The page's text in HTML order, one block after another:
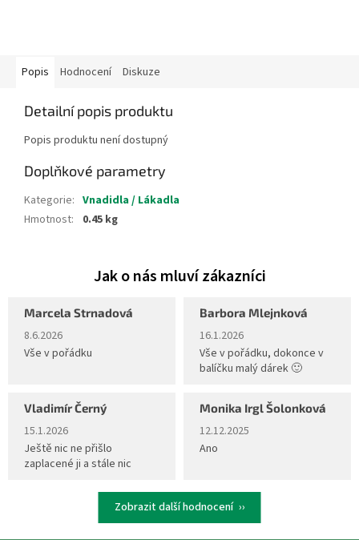
Popis Hodnocení Diskuze
Detailní popis produktu
Popis produktu není dostupný
Doplňkové parametry
Kategorie: Vnadidla / Lákadla
Hmotnost: 0.45 kg
Marcela Strnadová
Hodnocení obchodu je 5 z 5 hvězdiček.
8.6.2026
Vše v pořádku
Barbora Mlejnková
Hodnocení obchodu je 5 z 5
16.1.2026
Vše v pořádku, dokonce v
balíčku malý dárek 🙂
Vladimír Černý
Hodnocení obchodu je 5 z 5 hvězdiček.
15.1.2026
Ještě nic ne přišlo
zaplacené ji a stále nic
Monika Irgl Šolonková
Hodnocení obchodu je 5 z 5
12.12.2025
Ano
Zobrazit další hodnocení